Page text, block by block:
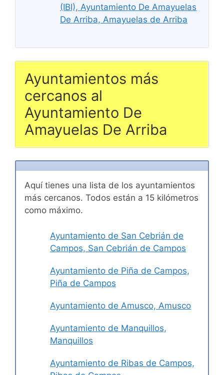
(IBI), Ayuntamiento De Amayuelas
De Arriba, Amayuelas de Arriba
Ayuntamientos más
cercanos al
Ayuntamiento De
Amayuelas De Arriba
Aquí tienes una lista de los ayuntamientos
más cercanos. Todos están a 15 kilómetros
como máximo.
Ayuntamiento de San Cebrián de
Campos, San Cebrián de Campos
Ayuntamiento de Piña de Campos,
Piña de Campos
Ayuntamiento de Amusco, Amusco
Ayuntamiento de Manquillos,
Manquillos
Ayuntamiento de Ribas de Campos,